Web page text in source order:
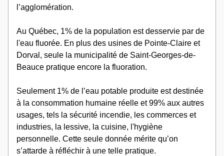
l’agglomération.
Au Québec, 1% de la population est desservie par de
l'eau fluorée. En plus des usines de Pointe-Claire et
Dorval, seule la municipalité de Saint-Georges-de-
Beauce pratique encore la fluoration.
Seulement 1% de l’eau potable produite est destinée
à la consommation humaine réelle et 99% aux autres
usages, tels la sécurité incendie, les commerces et
industries, la lessive, la cuisine, l'hygiène
personnelle. Cette seule donnée mérite qu’on
s’attarde à réfléchir à une telle pratique.